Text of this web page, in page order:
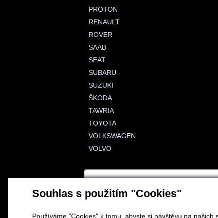
Souhlas s použitím "Cookies"
Používáme "Cookies" k tomu, abyste si návštěvu na
PROTON
RENAULT
ROVER
SAAB
SEAT
SUBARU
SUZUKI
ŠKODA
TAWRIA
TOYOTA
VOLKSWAGEN
VOLVO